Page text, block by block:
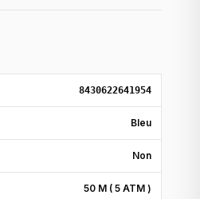
8430622641954
Bleu
Non
50 M ( 5 ATM )